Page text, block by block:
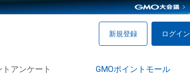
新規登録 ログイン
アンケート GMOポイントモール